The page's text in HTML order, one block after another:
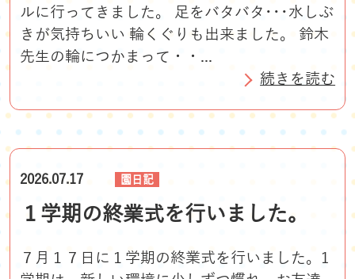
ルに行ってきました。 足をバタバタ･･･水しぶ
きが気持ちいい 輪くぐりも出来ました。 鈴木
先生の輪につかまって・・...
続きを読む
2026.07.17 園日記
１学期の終業式を行いました。
７月１７日に１学期の終業式を行いました。1